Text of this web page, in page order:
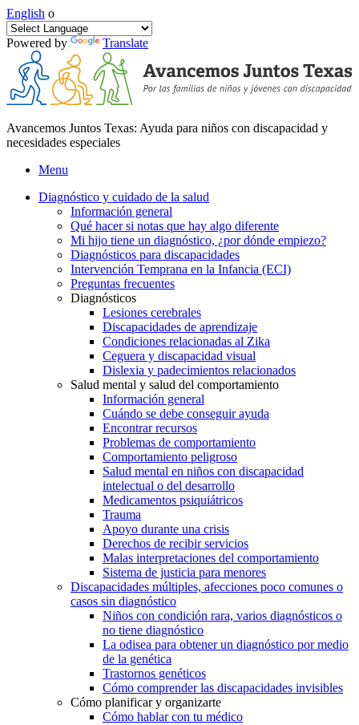
English o
Powered by Translate
Avancemos Juntos Texas: Ayuda para niños con discapacidad y
necesidades especiales
Menu
Diagnóstico y cuidado de la salud
Información general
Qué hacer si notas que hay algo diferente
Mi hijo tiene un diagnóstico, ¿por dónde empiezo?
Diagnósticos para discapacidades
Intervención Temprana en la Infancia (ECI)
Preguntas frecuentes
Diagnósticos
Lesiones cerebrales
Discapacidades de aprendizaje
Condiciones relacionadas al Zika
Ceguera y discapacidad visual
Dislexia y padecimientos relacionados
Salud mental y salud del comportamiento
Información general
Cuándo se debe conseguir ayuda
Encontrar recursos
Problemas de comportamiento
Comportamiento peligroso
Salud mental en niños con discapacidad
intelectual o del desarrollo
Medicamentos psiquiátricos
Trauma
Apoyo durante una crisis
Derechos de recibir servicios
Malas interpretaciones del comportamiento
Sistema de justicia para menores
Discapacidades múltiples, afecciones poco comunes o
casos sin diagnóstico
Niños con condición rara, varios diagnósticos o
no tiene diagnóstico
La odisea para obtener un diagnóstico por medio
de la genética
Trastornos genéticos
Cómo comprender las discapacidades invisibles
Cómo planificar y organizarte
Cómo hablar con tu médico